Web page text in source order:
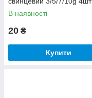
В наявності
20 ₴
Купити